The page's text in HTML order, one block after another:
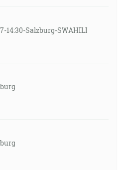
14:30-Salzburg-SWAHILI